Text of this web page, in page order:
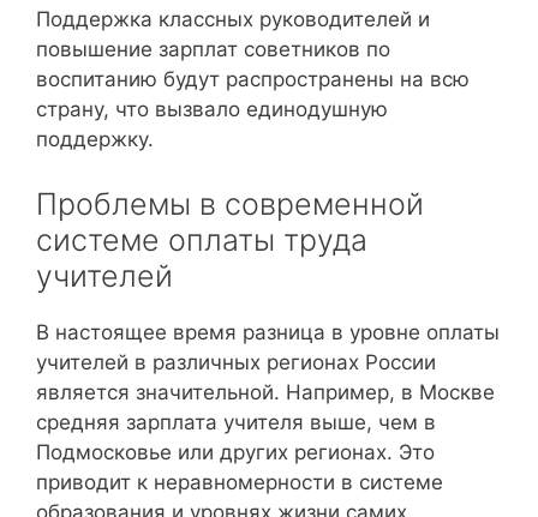
Поддержка классных руководителей и
повышение зарплат советников по
воспитанию будут распространены на всю
страну, что вызвало единодушную
поддержку.
Проблемы в современной
системе оплаты труда
учителей
В настоящее время разница в уровне оплаты
учителей в различных регионах России
является значительной. Например, в Москве
средняя зарплата учителя выше, чем в
Подмосковье или других регионах. Это
приводит к неравномерности в системе
образования и уровнях жизни самих